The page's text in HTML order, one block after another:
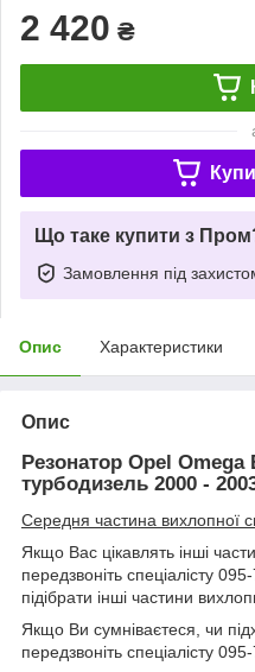
2 420 ₴
Що таке купити з
Замовлення під
Опис Характеристики
Опис
Резонатор Opel Omega
турбодизель 2000 -
Середня частина вихлопної
Якщо Вас цікавлять інші
передзвоніть спеціалісту
підібрати інші частини
Якщо Ви сумніваєтеся, чи
передзвоніть спеціалісту